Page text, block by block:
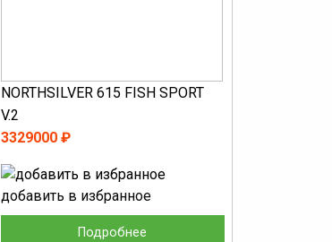
NORTHSILVER 615 FISH SPORT
V.2
3329000 ₽
Подробнее
добавить в избранное